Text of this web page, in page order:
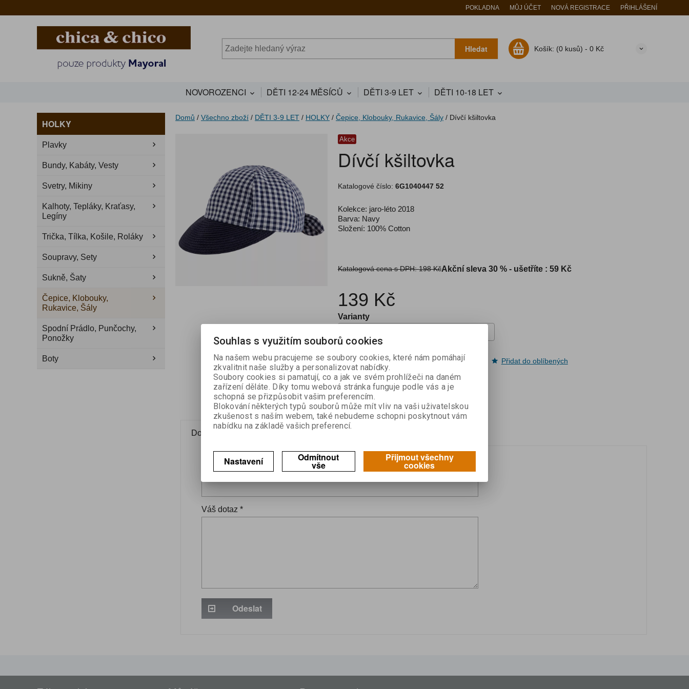
POKLADNA MŮJ ÚČET NOVÁ REGISTRACE PŘIHLÁŠENÍ
Hledat Košík: (0 kusů) - 0 Kč
NOVOROZENCI DĚTI 12-24 MĚSÍCŮ DĚTI 3-9 LET DĚTI 10-18 LET
HOLKY
Plavky
Bundy, Kabáty, Vesty
Svetry, Mikiny
Kalhoty, Tepláky, Kraťasy,
Legíny
Trička, Tílka, Košile, Roláky
Soupravy, Sety
Sukně, Šaty
Čepice, Klobouky,
Rukavice, Šály
Spodní Prádlo, Punčochy,
Ponožky
Boty
Domů / Všechno zboží / DĚTI 3-9 LET / HOLKY / Čepice, Klobouky, Rukavice, Šály / Dívčí kšiltovka
Akce
Dívčí kšiltovka
Katalogové číslo: 6G1040447 52
Kolekce: jaro-léto 2018
Barva: Navy
Složení: 100% Cotton
Katalogová cena s DPH:198 KčAkční sleva 30 % - ušetříte : 59 Kč
139 Kč
Varianty


Koupit Přidat do oblíbených
Skladem:2
Dotaz na výrobek Doporučit výrobek
Váš email *
Váš dotaz *
Odeslat
Souhlas s využitím souborů cookies
Na našem webu pracujeme se soubory cookies, které nám pomáhají
zkvalitnit naše služby a personalizovat nabídky.
Soubory cookies si pamatují, co a jak ve svém prohlížeči na daném
zařízení děláte. Díky tomu webová stránka funguje podle vás a je
schopná se přizpůsobit vašim preferencím.
Blokování některých typů souborů může mít vliv na vaši uživatelskou
zkušenost s naším webem, také nebudeme schopni poskytnout vám
nabídku na základě vašich preferencí.
Nastavení Odmítnout
vše
Přijmout všechny
cookies